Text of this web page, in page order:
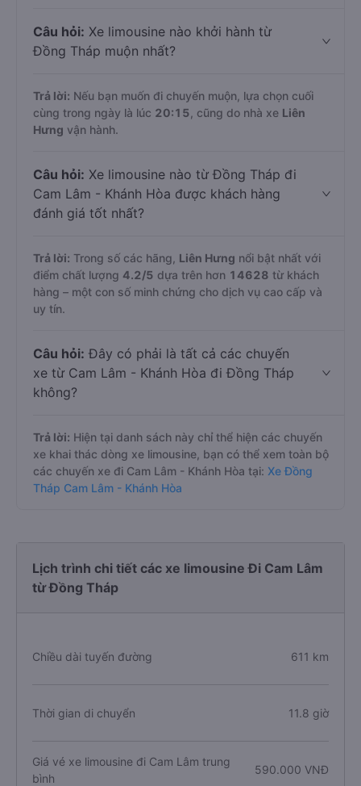
Câu hỏi: Xe limousine nào khởi hành từ
Đồng Tháp muộn nhất?
Trả lời: Nếu bạn muốn đi chuyến muộn, lựa chọn cuối
cùng trong ngày là lúc 20:15 , cũng do nhà xe Liên
Hưng vận hành.
Câu hỏi: Xe limousine nào từ Đồng Tháp đi
Cam Lâm - Khánh Hòa được khách hàng
đánh giá tốt nhất?
Trả lời: Trong số các hãng, Liên Hưng nổi bật nhất với
điểm chất lượng 4.2/5 dựa trên hơn 14628 từ khách
hàng – một con số minh chứng cho dịch vụ cao cấp và
uy tín.
Câu hỏi: Đây có phải là tất cả các chuyến
xe từ Cam Lâm - Khánh Hòa đi Đồng Tháp
không?
Trả lời: Hiện tại danh sách này chỉ thể hiện các chuyến
xe khai thác dòng xe limousine, bạn có thể xem toàn bộ
các chuyến xe đi Cam Lâm - Khánh Hòa tại: Xe Đồng
Tháp Cam Lâm - Khánh Hòa
Lịch trình chi tiết các xe limousine Đi Cam Lâm
từ Đồng Tháp
Chiều dài tuyến đường 611 km
Thời gian di chuyển 11.8 giờ
Giá vé xe limousine đi Cam Lâm trung
bình
590.000 VNĐ